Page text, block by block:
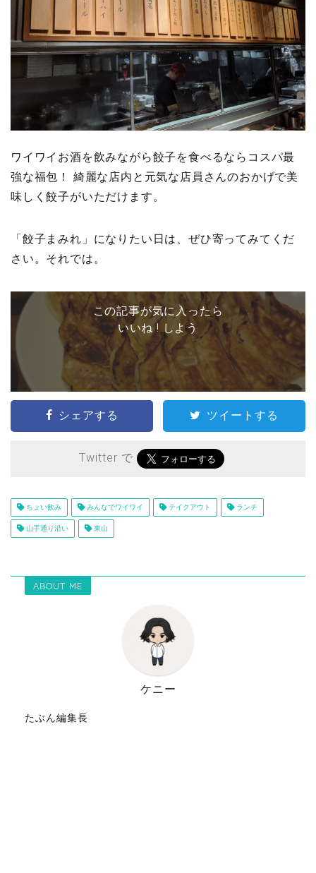
ワイワイお酒を飲みながら餃子を食べるならコスパ最
強な福包！ 綺麗な店内と元気な店員さんのおかげで美
味しく餃子がいただけます。
「餃子まみれ」になりたい日は、ぜひ寄ってみてくだ
さい。それでは。
この記事が気に入ったら
いいね ! しよう
シェアする ツイートする
Twitter で
ちょい飲み みんなでワイワイ テイクアウト ランチ
山手通り沿い 東山
ABOUT ME
ケニー
たぶん編集長